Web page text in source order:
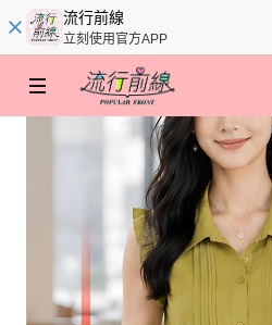
流行前線
立刻使用官方APP